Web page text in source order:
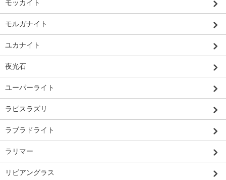
モッカイト
モルガナイト
ユカナイト
夜光石
ユーパーライト
ラピスラズリ
ラブラドライト
ラリマー
リビアングラス